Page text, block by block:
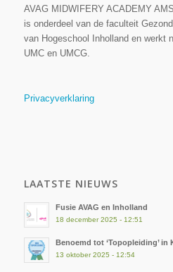
AVAG MIDWIFERY ACADEMY
is onderdeel van de faculteit
van Hogeschool Inholland en werkt
UMC en UMCG.
Privacyverklaring
LAATSTE NIEUWS
Fusie AVAG en Inholland
18 december 2025 - 12:51
Benoemd tot ‘Topopleiding’ in
13 oktober 2025 - 12:54